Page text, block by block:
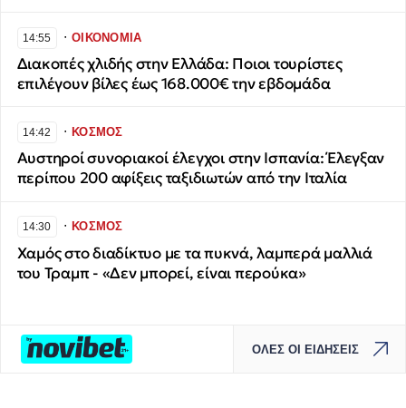
14:55 ∙ΟΙΚΟΝΟΜΙΑ
Διακοπές χλιδής στην Ελλάδα: Ποιοι τουρίστες
επιλέγουν βίλες έως 168.000€ την εβδομάδα
14:42 ∙ΚΟΣΜΟΣ
Αυστηροί συνοριακοί έλεγχοι στην Ισπανία: Έλεγξαν
περίπου 200 αφίξεις ταξιδιωτών από την Ιταλία
14:30 ∙ΚΟΣΜΟΣ
Χαμός στο διαδίκτυο με τα πυκνά, λαμπερά μαλλιά
του Τραμπ - «Δεν μπορεί, είναι περούκα»
ΟΛΕΣ ΟΙ ΕΙΔΗΣΕΙΣ